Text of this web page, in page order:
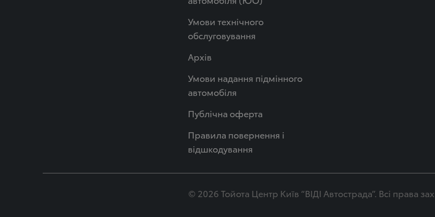
Умови технічного
обслуговування
Архів
Умови надання підмінного
автомобіля
Публічна оферта
Правила повернення і
відшкодування
© 2026 Тойота Центр Київ “ВІДІ Автострада”. Всі права